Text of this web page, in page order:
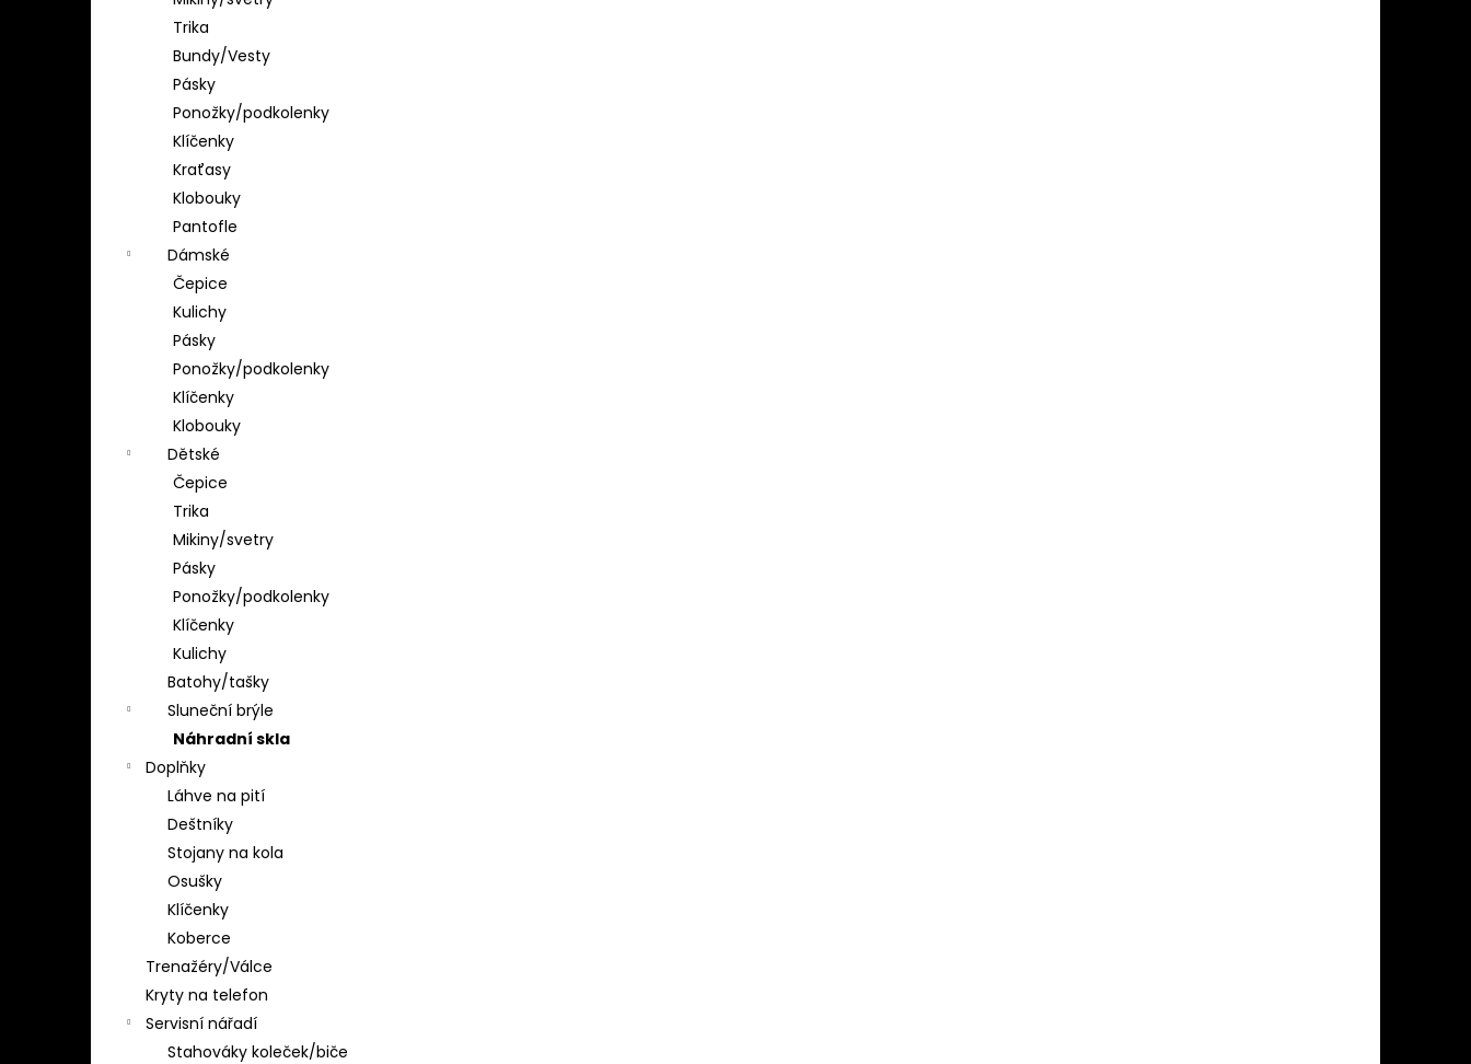
Trika
Bundy/Vesty
Pásky
Ponožky/podkolenky
Klíčenky
Kraťasy
Klobouky
Pantofle
Dámské
Čepice
Kulichy
Pásky
Ponožky/podkolenky
Klíčenky
Klobouky
Dětské
Čepice
Trika
Mikiny/svetry
Pásky
Ponožky/podkolenky
Klíčenky
Kulichy
Batohy/tašky
Sluneční brýle
Náhradní skla
Doplňky
Láhve na pití
Deštníky
Stojany na kola
Osušky
Klíčenky
Koberce
Trenažéry/Válce
Kryty na telefon
Servisní nářadí
Stahováky koleček/biče